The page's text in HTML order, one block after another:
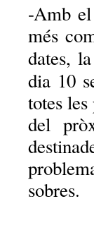
-Amb
més
dates, la
dia 10
totes
del
sobres.